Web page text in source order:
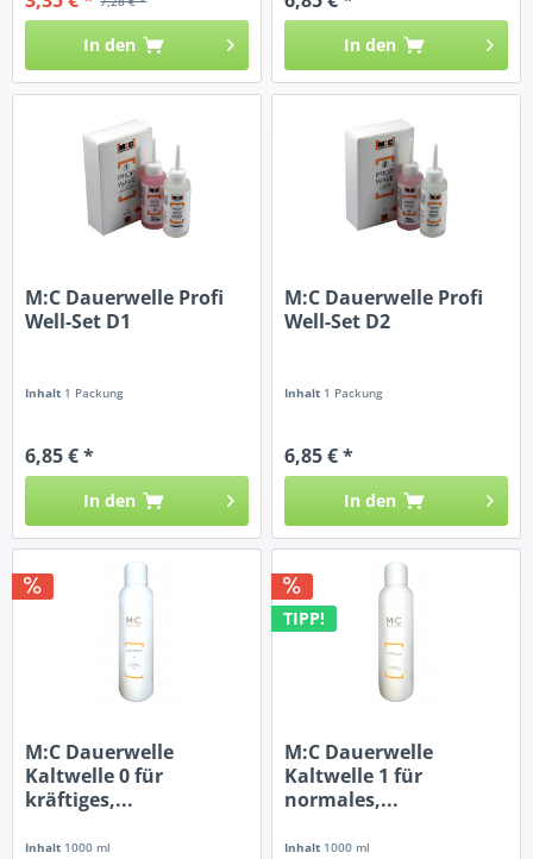
In den In den
M:C Dauerwelle Profi
Well-Set D1
Inhalt 1 Packung
6,85 € *
In den
M:C Dauerwelle Profi
Well-Set D2
Inhalt 1 Packung
6,85 € *
In den
M:C Dauerwelle
Kaltwelle 0 für
kräftiges,...
Inhalt 1000 ml
TIPP!
M:C Dauerwelle
Kaltwelle 1 für
normales,...
Inhalt 1000 ml